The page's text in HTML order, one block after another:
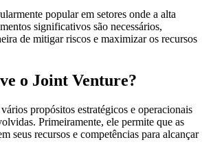
popular em setores onde a alta
significativos são necessários,
de mitigar riscos e maximizar os recursos
o Joint Venture?
propósitos estratégicos e operacionais
Primeiramente, ele permite que as
seus recursos e competências para alcançar